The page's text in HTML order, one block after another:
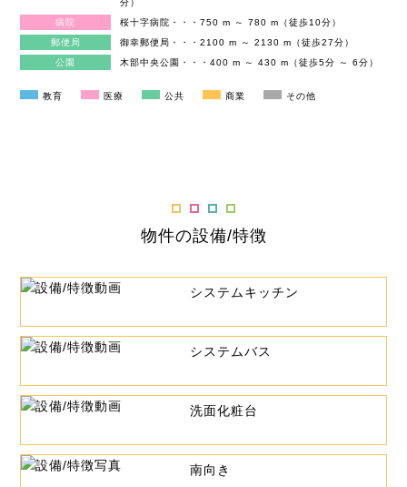
分）
病院
桜十字病院・・・750 m ～ 780 m（徒歩10分）
郵便局
御幸郵便局・・・2100 m ～ 2130 m（徒歩27分）
公園
木部中央公園・・・400 m ～ 430 m（徒歩5分 ～ 6分）
教育 医療 公共 商業 その他
物件の設備/特徴
システムキッチン
システムバス
洗面化粧台
南向き